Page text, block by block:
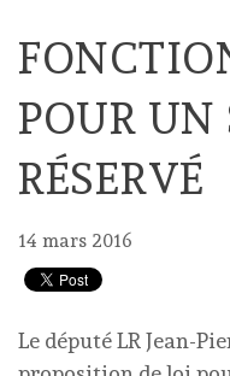
POUR UN
RÉSERVÉ
14 mars 2016
Le député LR Jean-